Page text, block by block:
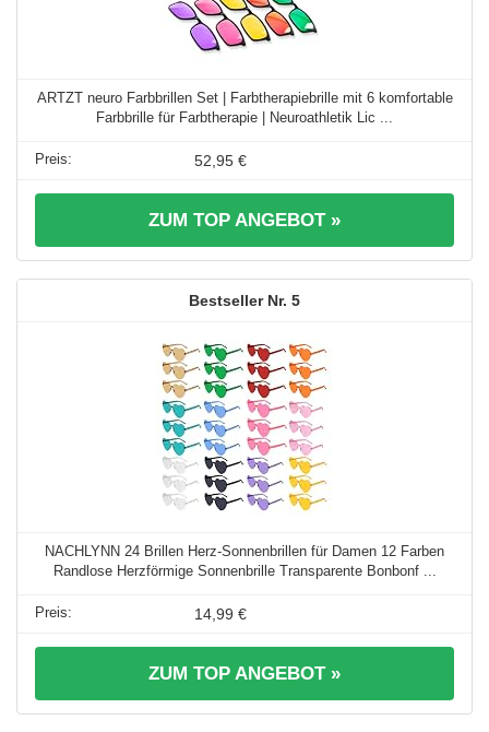
ARTZT neuro Farbbrillen Set | Farbtherapiebrille mit 6 komfortable
Farbbrille für Farbtherapie | Neuroathletik Lic ...
52,95 €
ZUM TOP ANGEBOT »
5
NACHLYNN 24 Brillen Herz-Sonnenbrillen für Damen 12 Farben
Randlose Herzförmige Sonnenbrille Transparente Bonbonf ...
14,99 €
ZUM TOP ANGEBOT »